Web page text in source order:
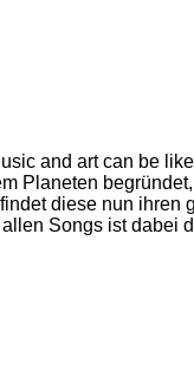
and art can be like
Planeten
diese nun ihren
Songs ist dabei